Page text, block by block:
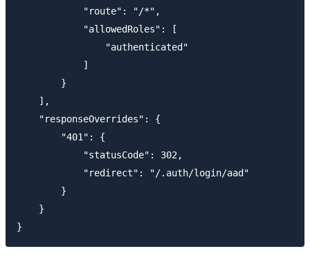
            "route": "/*",
            "allowedRoles": [
                "authenticated"
            ]
        }
    ],
    "responseOverrides": {
        "401": {
            "statusCode": 302,
            "redirect": "/.auth/login/aad"
        }
    }